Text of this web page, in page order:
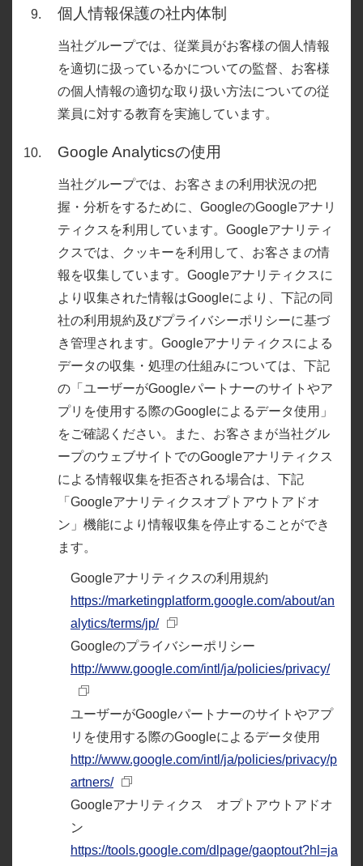
個人情報保護の社内体制
当社グループでは、従業員がお客様の個人情報
を適切に扱っているかについての監督、お客様
の個人情報の適切な取り扱い方法についての従
業員に対する教育を実施しています。
Google Analyticsの使用
当社グループでは、お客さまの利用状況の把
握・分析をするために、GoogleのGoogleアナリ
ティクスを利用しています。Googleアナリティ
クスでは、クッキーを利用して、お客さまの情
報を収集しています。Googleアナリティクスに
より収集された情報はGoogleにより、下記の同
社の利用規約及びプライバシーポリシーに基づ
き管理されます。Googleアナリティクスによる
データの収集・処理の仕組みについては、下記
の「ユーザーがGoogleパートナーのサイトやア
プリを使用する際のGoogleによるデータ使用」
をご確認ください。また、お客さまが当社グル
ープのウェブサイトでのGoogleアナリティクス
による情報収集を拒否される場合は、下記
「Googleアナリティクスオプトアウトアドオ
ン」機能により情報収集を停止することができ
ます。
Googleアナリティクスの利用規約
https://marketingplatform.google.com/about/an
alytics/terms/jp/
Googleのプライバシーポリシー
http://www.google.com/intl/ja/policies/privacy/
ユーザーがGoogleパートナーのサイトやアプ
リを使用する際のGoogleによるデータ使用
http://www.google.com/intl/ja/policies/privacy/p
artners/
Googleアナリティクス オプトアウトアドオ
ン
https://tools.google.com/dlpage/gaoptout?hl=ja